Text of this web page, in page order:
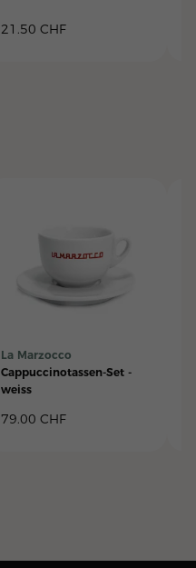
21.50 CHF
La Marzocco
Cappuccinotassen-Set -
weiss
79.00 CHF